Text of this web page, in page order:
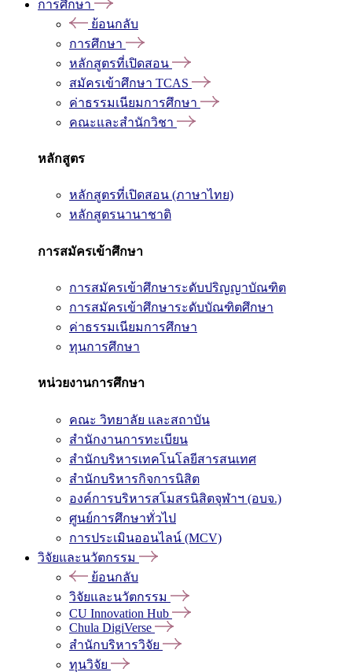
การศึกษา
ย้อนกลับ
การศึกษา
หลักสูตรที่เปิดสอน
สมัครเข้าศึกษา TCAS
ค่าธรรมเนียมการศึกษา
คณะและสำนักวิชา
หลักสูตร
หลักสูตรที่เปิดสอน (ภาษาไทย)
หลักสูตรนานาชาติ
การสมัครเข้าศึกษา
การสมัครเข้าศึกษาระดับปริญญาบัณฑิต
การสมัครเข้าศึกษาระดับบัณฑิตศึกษา
ค่าธรรมเนียมการศึกษา
ทุนการศึกษา
หน่วยงานการศึกษา
คณะ วิทยาลัย และสถาบัน
สำนักงานการทะเบียน
สำนักบริหารเทคโนโลยีสารสนเทศ
สำนักบริหารกิจการนิสิต
องค์การบริหารสโมสรนิสิตจุฬาฯ (อบจ.)
ศูนย์การศึกษาทั่วไป
การประเมินออนไลน์ (MCV)
วิจัยและนวัตกรรม
ย้อนกลับ
วิจัยและนวัตกรรม
CU Innovation Hub
Chula DigiVerse
สำนักบริหารวิจัย
ทุนวิจัย